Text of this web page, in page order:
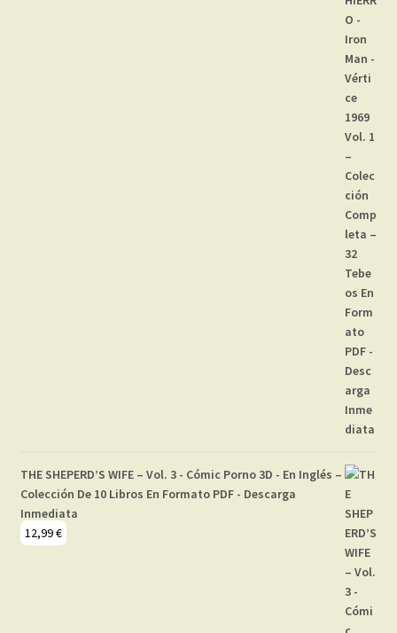
THE SHEPERD’S WIFE – Vol. 3 - Cómic Porno 3D - En Inglés –
Colección De 10 Libros En Formato PDF - Descarga
Inmediata
12,99€